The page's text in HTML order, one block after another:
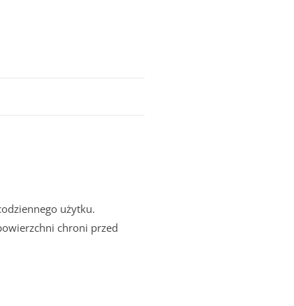
użytku.
chroni przed